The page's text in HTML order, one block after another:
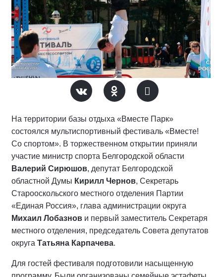
На территории базы отдыха «Вместе Парк»
состоялся мультиспортивный фестиваль «Вместе!
Со спортом». В торжественном открытии приняли
участие министр спорта Белгородской области
Валерий Сирюшов, депутат Белгородской
областной Думы Кирилл Чернов, Секретарь
Старооскольского местного отделения Партии
«Единая Россия», глава администрации округа
Михаил Лобазнов и первый заместитель Секретаря
местного отделения, председатель Совета депутатов
округа Татьяна Карпачева.
Для гостей фестиваля подготовили насыщенную